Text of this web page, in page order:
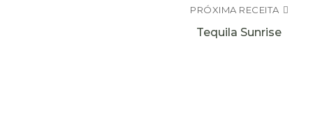
PRÓXIMA RECEITA
Tequila Sunrise